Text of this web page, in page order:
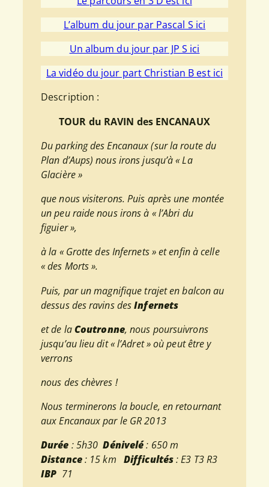
L’album du jour par Pascal S ici
Un album du jour par JP S ici
La vidéo du jour part Christian B est ici
Description :
TOUR du RAVIN des ENCANAUX
Du parking des Encanaux (sur la route du
Plan d’Aups) nous irons jusqu’à « La
Glacière »
que nous visiterons. Puis après une montée
un peu raide nous irons à « l’Abri du
figuier »,
à la « Grotte des Infernets » et enfin à celle
« des Morts ».
Puis, par un magnifique trajet en balcon au
dessus des ravins desInfernets
et de laCoutronne, nous poursuivrons
jusqu’au lieu dit « l’Adret » où peut être y
verrons
nous des chèvres !
Nous terminerons la boucle, en retournant
aux Encanaux par le GR 2013
Durée : 5h30Dénivelé: 650 m
Distance: 15 km Difficultés: E3 T3 R3
IBP 71